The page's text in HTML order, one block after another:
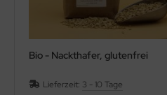
Bio - Nackthafer, glutenfrei
Lieferzeit: 3 - 10 Tage